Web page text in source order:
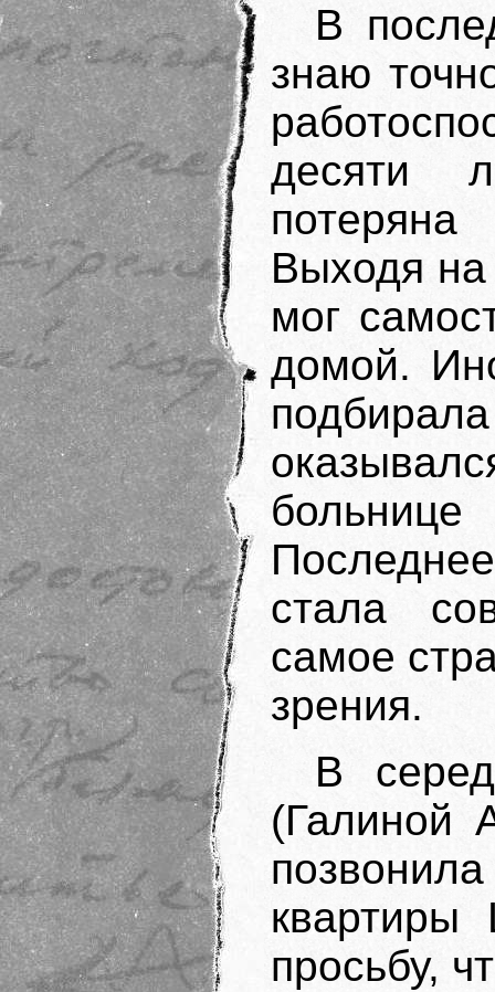
В
знаю
десяти
Выходя на
мог
домой.
стала
самое
зрения.
В
(Галиной
просьбу,